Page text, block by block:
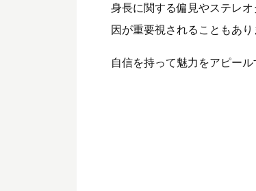
身長に関する偏見やステレ
因が重要視されることもあり
自信を持って魅力をアピー